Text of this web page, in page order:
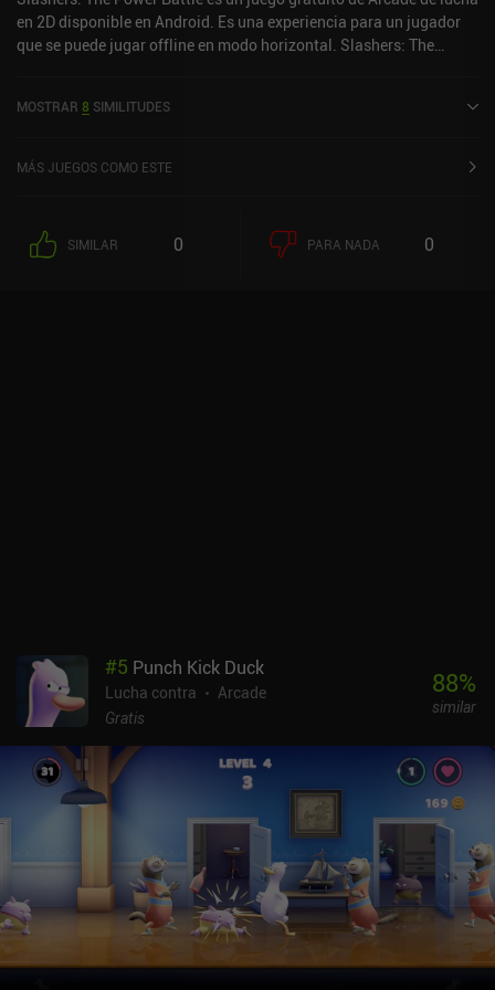
en 2D disponible en Android. Es una experiencia para un jugador
que se puede jugar offline en modo horizontal. Slashers: The
MOSTRAR 8 SIMILITUDES
MÁS JUEGOS COMO ESTE
SIMILAR 0 PARA NADA 0
#5 Punch Kick Duck
Lucha contra
Arcade
Gratis
88%
similar